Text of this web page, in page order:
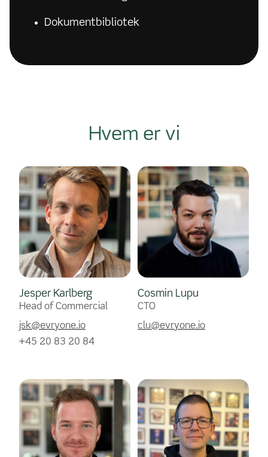
Dokumentbibliotek
Hvem er vi
Jesper Karlberg
Head of Commercial
jsk@evryone.io
+45 20 83 20 84
Cosmin Lupu
CTO
clu@evryone.io